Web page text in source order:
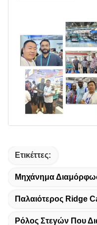
Ετικέττες:
Μηχάνημα
Παλαιότερος Ridge
Ρόλος Στεγών Που